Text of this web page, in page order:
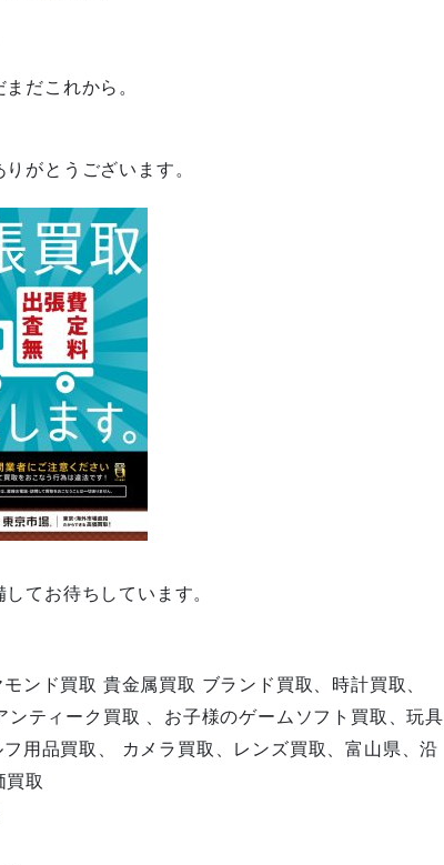
だこれから。
がとうございます。
てお待ちしています。
ンド買取 貴金属買取 ブランド買取、時計買取、
ティーク買取 、お子様のゲームソフト買取、玩具
用品買取、 カメラ買取、レンズ買取、富山県、沿
取